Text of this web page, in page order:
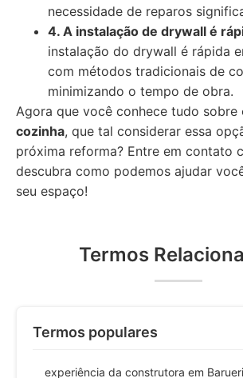
necessidade de reparos
4. A instalação de drywall é
instalação do drywall é rápida
com métodos tradicionais de
minimizando o tempo de obra.
Agora que você conhece tudo sobre
cozinha, que tal considerar essa
próxima reforma? Entre em contato
descubra como podemos ajudar
seu espaço!
Termos
Termos populares
experiência da construtora em Barueri